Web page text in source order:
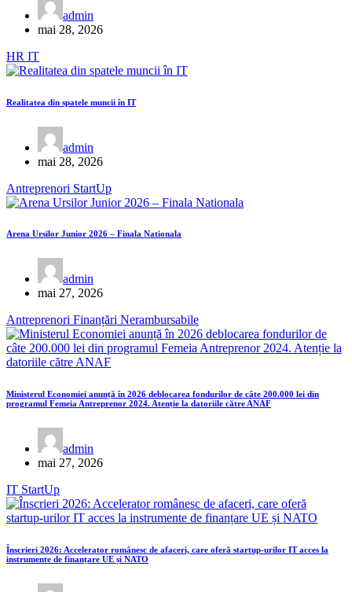
admin
mai 28, 2026
HR IT
Realitatea din spatele muncii în IT
admin
mai 28, 2026
Antreprenori StartUp
Arena Ursilor Junior 2026 – Finala Nationala
admin
mai 27, 2026
Antreprenori Finanțări Nerambursabile
Ministerul Economiei anunță în 2026 deblocarea fondurilor de câte 200.000 lei din
programul Femeia Antreprenor 2024. Atenție la datoriile către ANAF
admin
mai 27, 2026
IT StartUp
Înscrieri 2026: Accelerator românesc de afaceri, care oferă startup-urilor IT acces la
instrumente de finanțare UE și NATO